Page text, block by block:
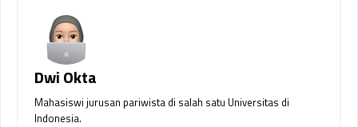
Dwi Okta
Mahasiswi jurusan pariwista di salah satu Universitas di
Indonesia.